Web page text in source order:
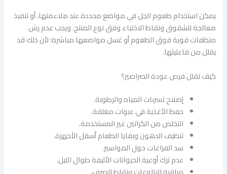
يمكن استخدام طعوم الجل في مواضع محددة عند ملاءمتها، أو تنفيذ
معالجة للشقوق ونقاط الاختباء وفق نوع المنتج. ويجب عدم رش
منظفات قوية فوق الطعوم أو غسل مواضعها مباشرة؛ لأن ذلك قد
يقلل من فاعليتها.
كيف تقلل فرص عودة الصراصير؟
إصلاح تسربات المياه والرطوبة.
حفظ الأغذية في عبوات مغلقة.
التخلص من الكراتين غير المستخدمة.
تنظيف الدهون وبقايا الطعام أسفل الأجهزة.
سد الفراغات حول المواسير.
عدم ترك أوعية الحيوانات الأليفة طوال الليل.